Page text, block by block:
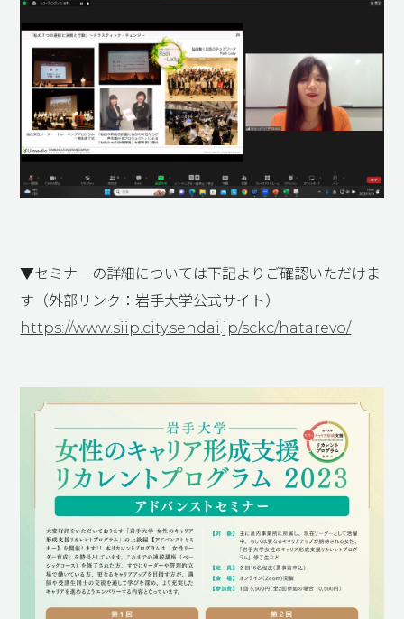
▼セミナーの詳細については下記よりご確認いただけま
す（外部リンク：岩手大学公式サイト）
https://www.siip.city.sendai.jp/sckc/hatarevo/